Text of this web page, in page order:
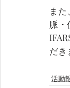
ま
脈・
だき
活動